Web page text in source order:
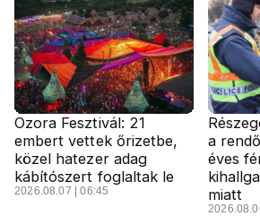
Ozora Fesztivál: 21
embert vettek őrizetbe,
közel hatezer adag
kábítószert foglaltak le
2026.08.07 | 06:45
a
éves
miatt